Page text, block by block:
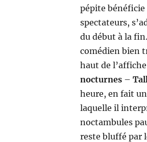
pépite bénéficie
spectateurs,
du début à la
comédien bien
haut de
nocturnes –
heure, en fait
laquelle il
noctambules
reste bluffé par